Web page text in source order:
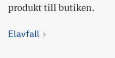
produkt till butiken.
Elavfall